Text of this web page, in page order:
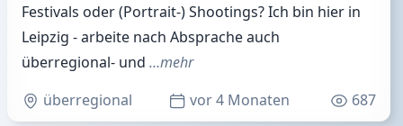
Festivals oder (Portrait-) Shootings? Ich bin hier in
Leipzig - arbeite nach Absprache auch
überregional- und …mehr
überregional
vor 4 Monaten 687